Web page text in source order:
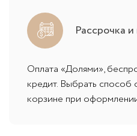
Рассрочка
Оплата «Долями»,
кредит. Выбрать
корзине при